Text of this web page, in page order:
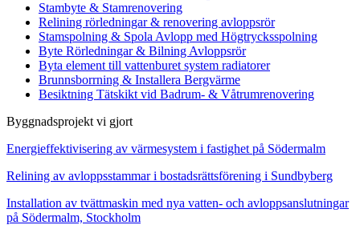
Stambyte & Stamrenovering
Relining rörledningar & renovering avloppsrör
Stamspolning & Spola Avlopp med Högtrycksspolning
Byte Rörledningar & Bilning Avloppsrör
Byta element till vattenburet system radiatorer
Brunnsborrning & Installera Bergvärme
Besiktning Tätskikt vid Badrum- & Våtrumrenovering
Byggnadsprojekt vi gjort
Energieffektivisering av värmesystem i fastighet på Södermalm
Relining av avloppsstammar i bostadsrättsförening i Sundbyberg
Installation av tvättmaskin med nya vatten- och avloppsanslutningar
på Södermalm, Stockholm